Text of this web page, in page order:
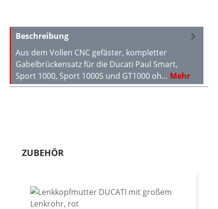
Beschreibung
Aus dem Vollen CNC gefäster, kompletter
Gabelbrückensatz für die Ducati Paul Smart,
Sport 1000, Sport 1000S und GT1000 oh… Mehr
Produktgalerie überspringen
ZUBEHÖR